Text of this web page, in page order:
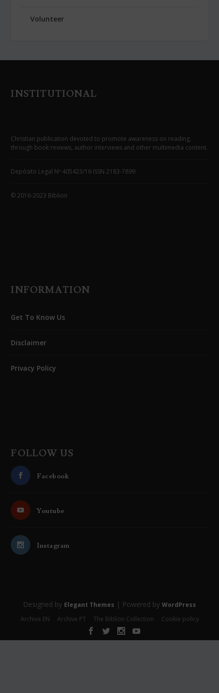
Volunteer
INSTITUTIONAL
Christian publication devoted to promote awareness on reading,
through book reviews, author interviews and other multimedia content.
Depósito Legal Nº 405423/16 ISSN 2183-7899
© 2016-2023 Biblion
INFORMATION
Get To Know Us
Disclaimer
Privacy Policy
FOLLOW US
Facebook
Youtube
Instagram
Designed by Elegant Themes | Powered by WordPress
Archive EN
Archive PT The Biblion Collection Cookie policy